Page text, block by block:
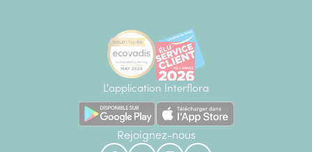
L'application Interflora
Rejoignez-nous